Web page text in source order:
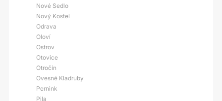
Nové Sedlo
Nový Kostel
Odrava
Oloví
Ostrov
Otovice
Otročín
Ovesné Kladruby
Pernink
Pila